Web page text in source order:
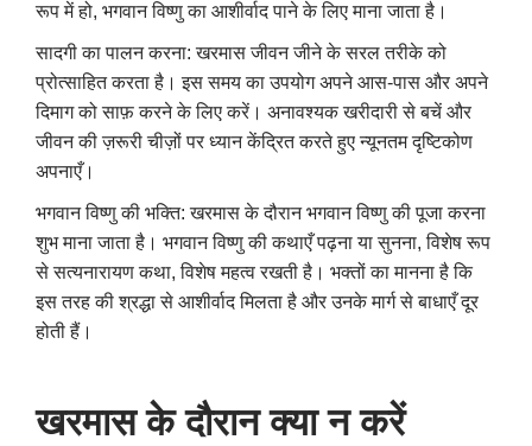
रूप में हो, भगवान विष्णु का आशीर्वाद पाने के लिए माना जाता है।
सादगी का पालन करना: खरमास जीवन जीने के सरल तरीके को
प्रोत्साहित करता है। इस समय का उपयोग अपने आस-पास और अपने
दिमाग को साफ़ करने के लिए करें। अनावश्यक खरीदारी से बचें और
जीवन की ज़रूरी चीज़ों पर ध्यान केंद्रित करते हुए न्यूनतम दृष्टिकोण
अपनाएँ।
भगवान विष्णु की भक्ति: खरमास के दौरान भगवान विष्णु की पूजा करना
शुभ माना जाता है। भगवान विष्णु की कथाएँ पढ़ना या सुनना, विशेष रूप
से सत्यनारायण कथा, विशेष महत्व रखती है। भक्तों का मानना ​​है कि
इस तरह की श्रद्धा से आशीर्वाद मिलता है और उनके मार्ग से बाधाएँ दूर
होती हैं।
खरमास के दौरान क्या न करें